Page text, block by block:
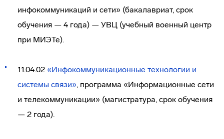
инфокоммуникаций и сети» (бакалавриат, срок
обучения — 4 года) — УВЦ (учебный военный центр
при МИЭТе).
11.04.02 «Инфокоммуникационные технологии и
системы связи», программа «Информационные сети
и телекоммуникации» (магистратура, срок обучения
— 2 года).